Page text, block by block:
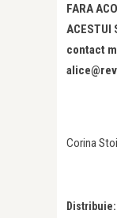
FARA
ACESTUI
contact
Corina
Distribuie: